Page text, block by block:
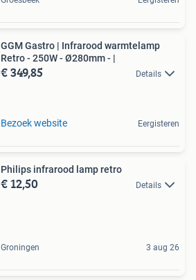
GGM Gastro | Infrarood warmtelamp
Retro - 250W - Ø280mm - |
€ 349,85 Details
Bezoek website Eergisteren
Philips infrarood lamp retro
€ 12,50 Details
Groningen 3 aug 26